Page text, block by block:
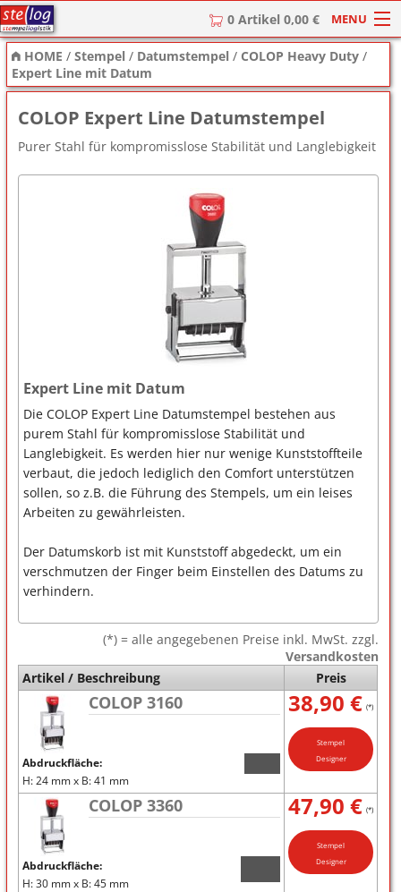
0 Artikel 0,00 € MENU
HOME
Stempel
Stempel-Textplatten
Stempelzubehör
HOME /Stempel / Datumstempel / COLOP Heavy Duty /
Expert Line mit Datum
COLOP Expert Line Datumstempel
Purer Stahl für kompromisslose Stabilität und Langlebigkeit
Expert Line mit Datum
Die COLOP Expert Line Datumstempel bestehen aus
purem Stahl für kompromisslose Stabilität und
Langlebigkeit. Es werden hier nur wenige Kunststoffteile
verbaut, die jedoch lediglich den Comfort unterstützen
sollen, so z.B. die Führung des Stempels, um ein leises
Arbeiten zu gewährleisten.
Der Datumskorb ist mit Kunststoff abgedeckt, um ein
verschmutzen der Finger beim Einstellen des Datums zu
verhindern.
(*) = alle angegebenen Preise inkl. MwSt. zzgl.
Versandkosten
Artikel / Beschreibung
Preis
COLOP 3160
Abdruckfläche:
H: 24 mm x B: 41 mm
38,90 € (*)
Stempel
Designer
COLOP 3360
Abdruckfläche:
H: 30 mm x B: 45 mm
47,90 € (*)
Stempel
Designer